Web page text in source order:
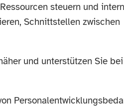
steuern und
Schnittstellen zwischen
und unterstützen Sie